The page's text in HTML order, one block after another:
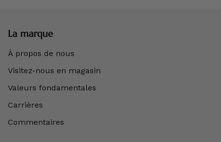
La marque
À propos de nous
Visitez-nous en magasin
Valeurs fondamentales
Carrières
Commentaires